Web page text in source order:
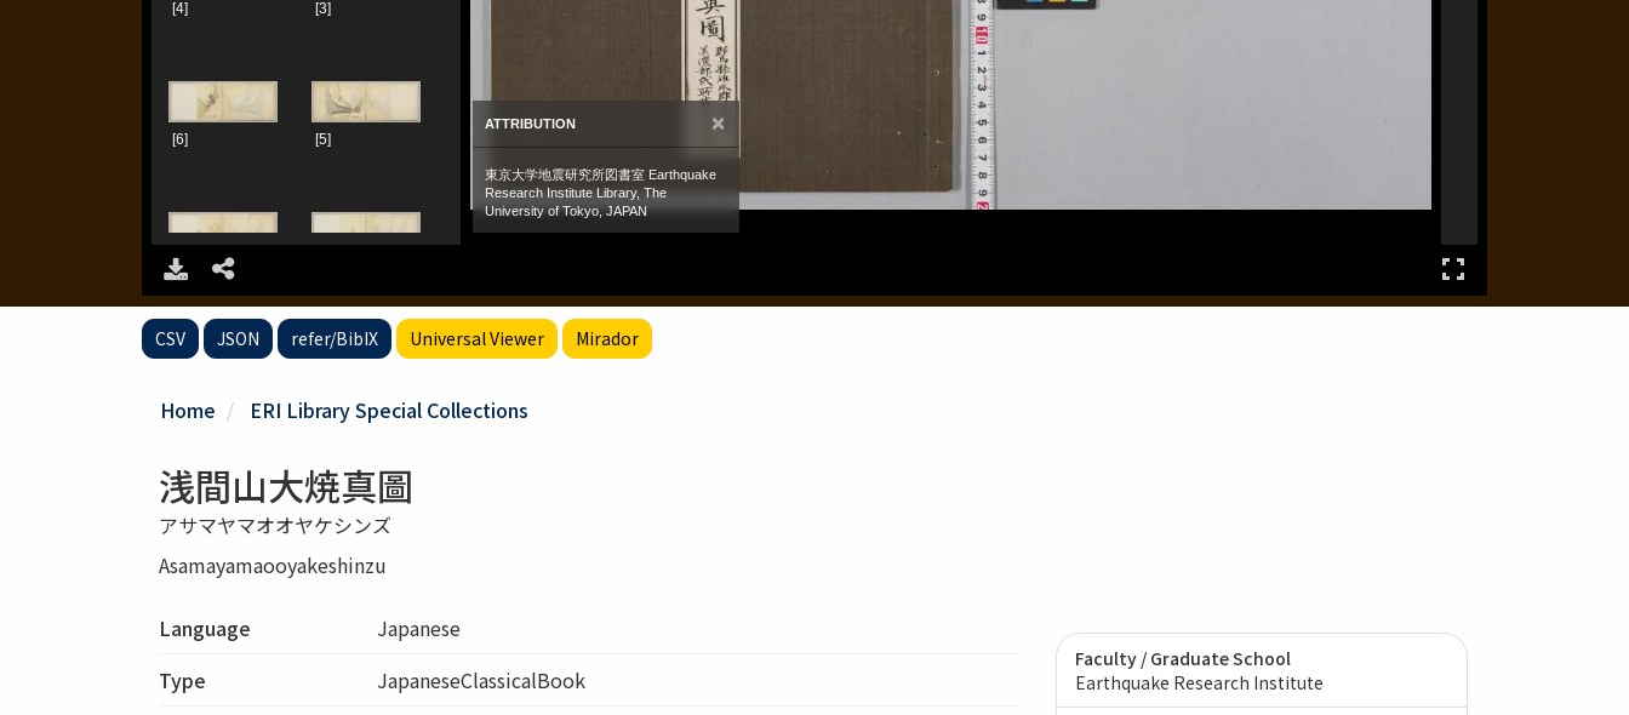
CSV JSON refer/BibIX Universal Viewer Mirador
Home ERI Library Special Collections
浅間山大焼真圖
アサマヤマオオヤケシンズ
Asamayamaooyakeshinzu
Language
Japanese
Type
JapaneseClassicalBook
Faculty / Graduate School
Earthquake Research Institute